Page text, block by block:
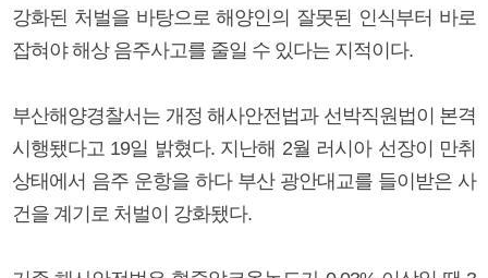
강화된 처벌을 바탕으로 해양인의 잘못된 인식부터 바로
잡혀야 해상 음주사고를 줄일 수 있다는 지적이다.
부산해양경찰서는 개정 해사안전법과 선박직원법이 본격
시행됐다고 19일 밝혔다. 지난해 2월 러시아 선장이 만취
상태에서 음주 운항을 하다 부산 광안대교를 들이받은 사
건을 계기로 처벌이 강화됐다.